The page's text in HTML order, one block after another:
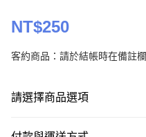
NT$250
客約商品：請於結帳時在備註
請選擇商品選項